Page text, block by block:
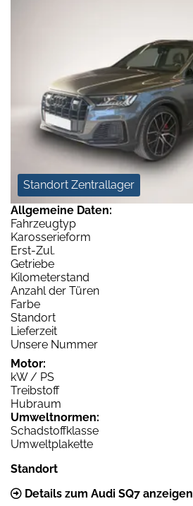
Standort Zentrallager
Allgemeine Daten:
Fahrzeugtyp
Karosserieform
Erst-Zul.
Getriebe
Kilometerstand
Anzahl der Türen
Farbe
Standort
Lieferzeit
Unsere Nummer
Motor:
kW / PS
Treibstoff
Hubraum
Umweltnormen:
Schadstoffklasse
Umweltplakette
Standort
Details zum Audi SQ7 anzeigen